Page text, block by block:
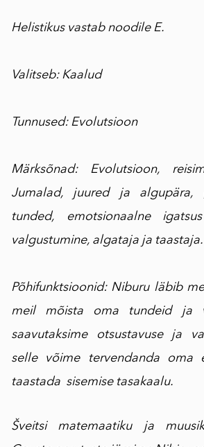
Helistikus vastab noodile E.
Valitseb: Kaalud
Tunnused: Evolutsioon
Märksõnad: Evolutsioon,
Jumalad, juured ja algupära,
tunded, emotsionaalne
valgustumine, algataja ja taastaja.
Põhifunktsioonid: Niburu läbib
meil mõista oma tundeid ja
saavutaksime otsustavuse ja
selle võime tervendanda oma
taastada sisemise tasakaalu.
Šveitsi matemaatiku ja